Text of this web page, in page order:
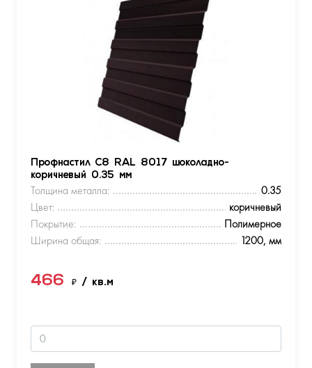
Профнастил С8 RAL 8017 шоколадно-
коричневый 0.35 мм
Толщина металла:
0.35
Цвет:
коричневый
Покрытие:
Полимерное
Ширина общая:
1200, мм
466 ₽ / кв.м